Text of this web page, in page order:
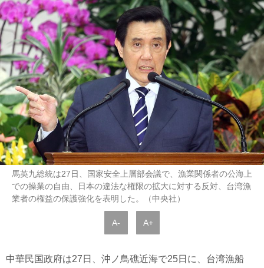
馬英九総統は27日、国家安全上層部会議で、漁業関係者の公海上
での操業の自由、日本の違法な権限の拡大に対する反対、台湾漁
業者の権益の保護強化を表明した。（中央社）
A- A+
中華民国政府は27日、沖ノ鳥礁近海で25日に、台湾漁船